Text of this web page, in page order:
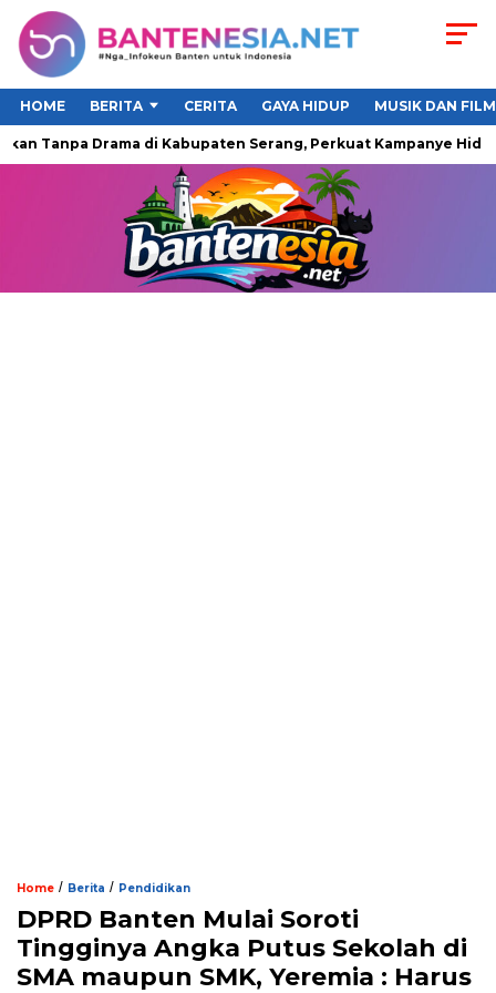
HOME BERITA CERITA GAYA HIDUP MUSIK DAN FILM
Tanpa Drama di Kabupaten Serang, Perkuat Kampanye Hidup
Home / Berita / Pendidikan
DPRD Banten Mulai Soroti
Tingginya Angka Putus Sekolah di
SMA maupun SMK, Yeremia : Harus